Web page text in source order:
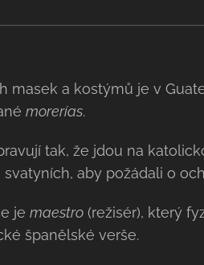
masek a kostýmů je v
morerías.
tak, že jdou na
aby požádali o
je maestro(režisér), který
španělské verše.